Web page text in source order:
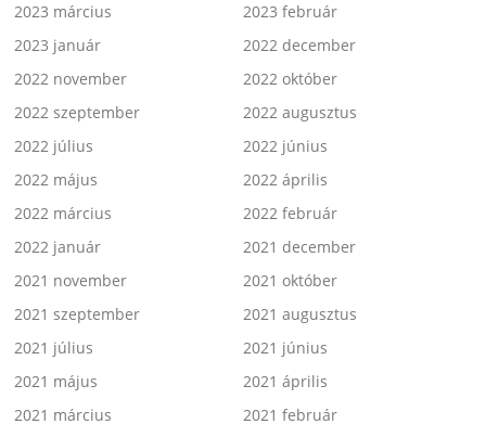
2023 március
2023 február
2023 január
2022 december
2022 november
2022 október
2022 szeptember
2022 augusztus
2022 július
2022 június
2022 május
2022 április
2022 március
2022 február
2022 január
2021 december
2021 november
2021 október
2021 szeptember
2021 augusztus
2021 július
2021 június
2021 május
2021 április
2021 március
2021 február